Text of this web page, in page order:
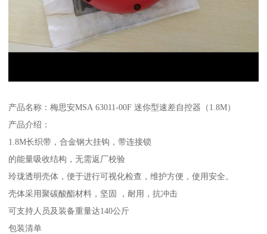
产品名称：梅思安MSA 63011-00F 迷你型速差自控器（1.8M）
产品介绍：
1.8M长织带，合金钢大挂钩，带连接锁
的能量吸收结构，无需返厂校验
玲珑透明壳体，便于进行可视化检查，维护方便，使用安全。
壳体采用聚碳酸酯材料，坚固 ，耐用，抗冲击
可支持人员及装备重量达140公斤
包装清单